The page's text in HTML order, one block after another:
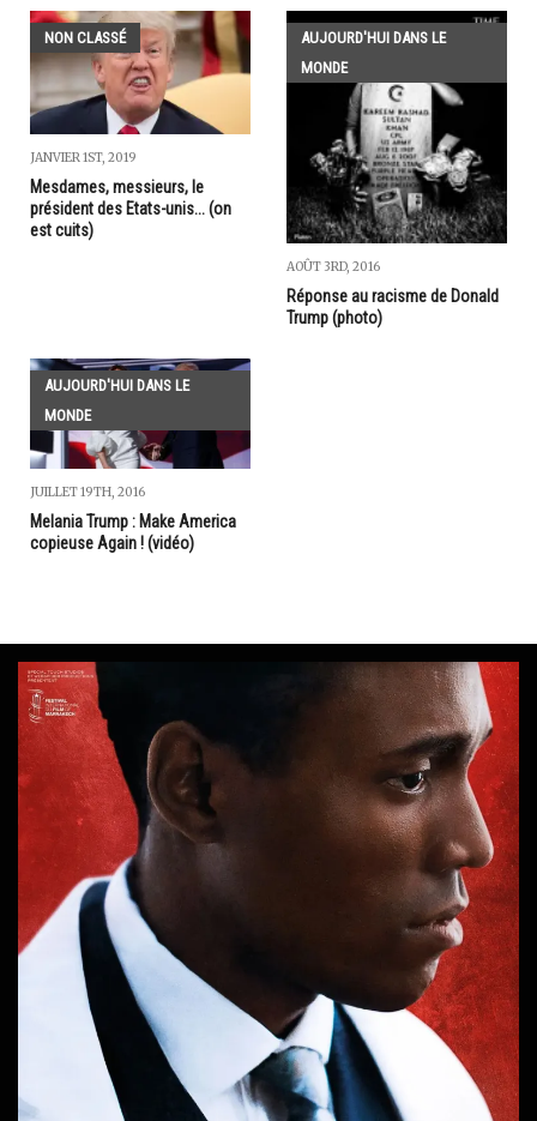
NON CLASSÉ
JANVIER 1ST, 2019
Mesdames, messieurs, le
président des Etats-unis... (on
est cuits)
AUJOURD'HUI DANS LE
MONDE
AOÛT 3RD, 2016
Réponse au racisme de Donald
Trump (photo)
AUJOURD'HUI DANS LE
MONDE
JUILLET 19TH, 2016
Melania Trump : Make America
copieuse Again ! (vidéo)